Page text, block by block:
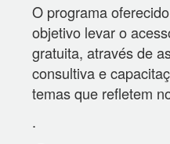
O programa
objetivo levar o
gratuita, através de
consultiva e
temas que refletem
.